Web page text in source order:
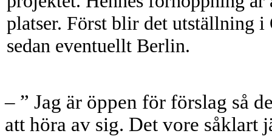
platser. Först blir det utställning i
sedan eventuellt Berlin.
– ” Jag är öppen för förslag så
att höra av sig. Det vore såklart